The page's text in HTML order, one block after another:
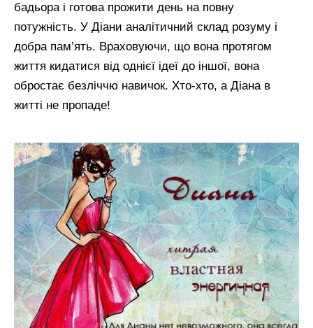
бадьора і готова прожити день на повну
потужність. У Діани аналітичний склад розуму і
добра пам’ять. Враховуючи, що вона протягом
життя кидатися від однієї ідеї до іншої, вона
обростає безліччю навичок. Хто-хто, а Діана в
житті не пропаде!